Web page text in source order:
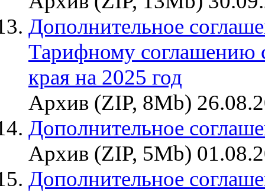
Дополнительное
Тарифному соглашению
края на 2025 год
Архив (ZIP, 8Mb)
Дополнительное
Архив (ZIP, 5Mb)
Дополнительное